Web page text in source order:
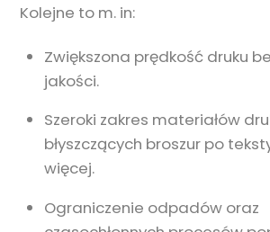
Kolejne to m. in:
Zwiększona prędkość druku
jakości.
Szeroki zakres materiałów
błyszczących broszur po
więcej.
Ograniczenie odpadów oraz